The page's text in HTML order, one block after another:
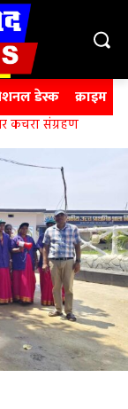
डेस्क क्राइम
कचरा संग्रहण